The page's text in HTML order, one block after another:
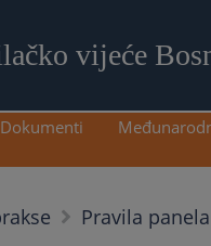
vijeće
Dokumenti
Pravila panela